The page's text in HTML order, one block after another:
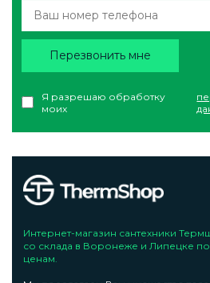
Я разрешаю обработку
моих
Перезвонить мне
Интернет-магазин сантехники
со склада в Воронеже и Липецке
ценам.